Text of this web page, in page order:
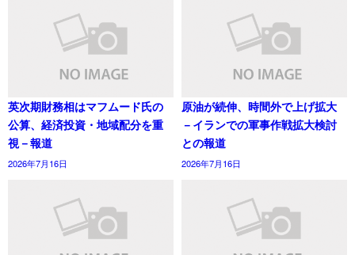
英次期財務相はマフムード氏の
公算、経済投資・地域配分を重
視－報道
2026年7月16日
原油が続伸、時間外で上げ拡大
－イランでの軍事作戦拡大検討
との報道
2026年7月16日